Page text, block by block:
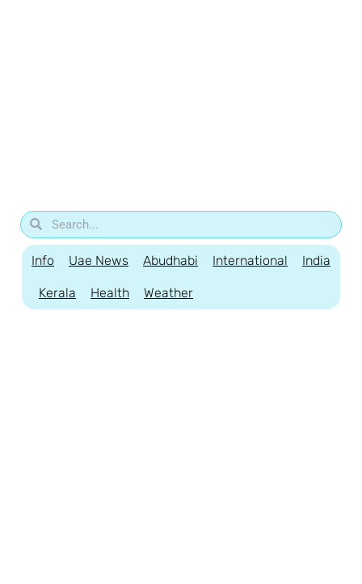
Info Uae News Abudhabi International India
Kerala Health Weather